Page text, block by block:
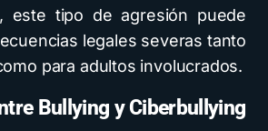
este tipo de agresión puede
legales severas tanto
para adultos involucrados.
Bullying y Ciberbullying